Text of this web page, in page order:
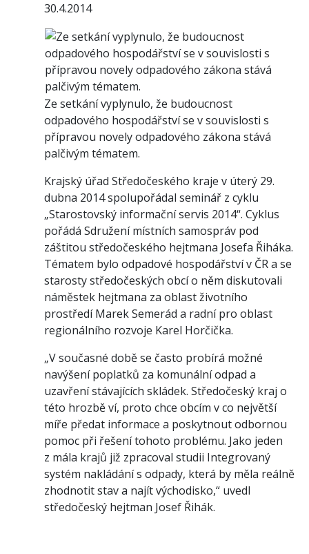
30.4.2014
Ze setkání vyplynulo, že budoucnost
odpadového hospodářství se v souvislosti s
přípravou novely odpadového zákona stává
palčivým tématem.
Krajský úřad Středočeského kraje v úterý 29.
dubna 2014 spolupořádal seminář z cyklu
„Starostovský informační servis 2014“. Cyklus
pořádá Sdružení místních samospráv pod
záštitou středočeského hejtmana Josefa Řiháka.
Tématem bylo odpadové hospodářství v ČR a se
starosty středočeských obcí o něm diskutovali
náměstek hejtmana za oblast životního
prostředí Marek Semerád a radní pro oblast
regionálního rozvoje Karel Horčička.
„V současné době se často probírá možné
navýšení poplatků za komunální odpad a
uzavření stávajících skládek. Středočeský kraj o
této hrozbě ví, proto chce obcím v co největší
míře předat informace a poskytnout odbornou
pomoc při řešení tohoto problému. Jako jeden
z mála krajů již zpracoval studii Integrovaný
systém nakládání s odpady, která by měla reálně
zhodnotit stav a najít východisko,“ uvedl
středočeský hejtman Josef Řihák.